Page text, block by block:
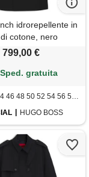
idrorepellente in
cotone, nero
799,00 €
Sped. gratuita
46 48 50 52 54 56 58 98
HUGO BOSS